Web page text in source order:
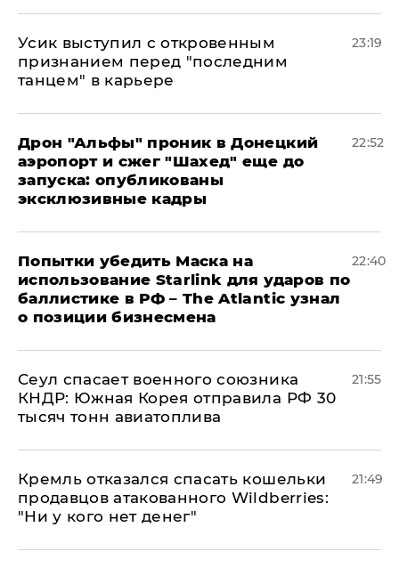
Усик выступил с откровенным
признанием перед "последним
танцем" в карьере
23:19
Дрон "Альфы" проник в Донецкий
аэропорт и сжег "Шахед" еще до
запуска: опубликованы
эксклюзивные кадры
22:52
Попытки убедить Маска на
использование Starlink для ударов по
баллистике в РФ – The Atlantic узнал
о позиции бизнесмена
22:40
​Сеул спасает военного союзника
КНДР: Южная Корея отправила РФ 30
тысяч тонн авиатоплива
21:55
Кремль отказался спасать кошельки
продавцов атакованного Wildberries:
"Ни у кого нет денег"
21:49